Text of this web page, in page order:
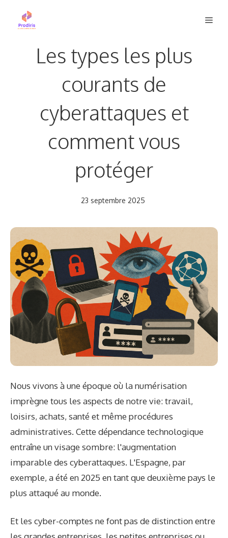
Les types les plus
courants de
cyberattaques et
comment vous
protéger
23 septembre 2025
Nous vivons à une époque où la numérisation
imprègne tous les aspects de notre vie: travail,
loisirs, achats, santé et même procédures
administratives. Cette dépendance technologique
entraîne un visage sombre: l'augmentation
imparable des cyberattaques. L'Espagne, par
exemple, a été en 2025 en tant que deuxième pays le
plus attaqué au monde.
Et les cyber-comptes ne font pas de distinction entre